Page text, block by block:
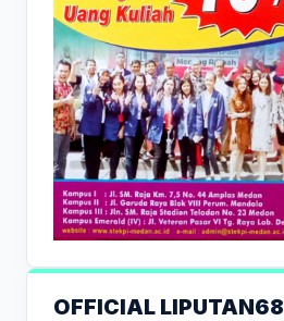
OFFICIAL LIPUTAN68